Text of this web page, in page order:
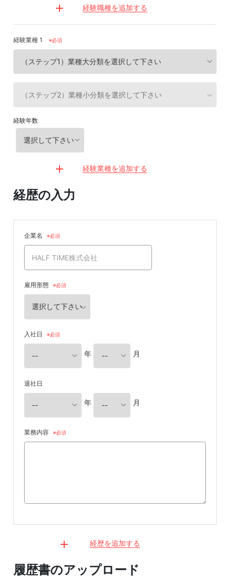
経験職種を追加する
経験業種 1 ※必須
経験年数
経験業種を追加する
経歴の入力
企業名
雇用形態
入社日
年 月
退社日
年 月
業務内容
経歴を追加する
履歴書のアップロード